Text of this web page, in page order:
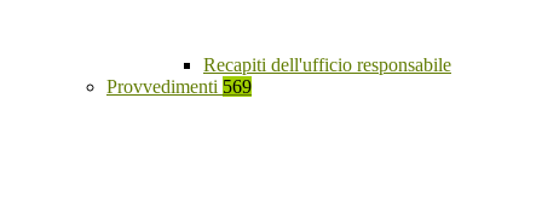
Recapiti dell'ufficio responsabile
Provvedimenti 569